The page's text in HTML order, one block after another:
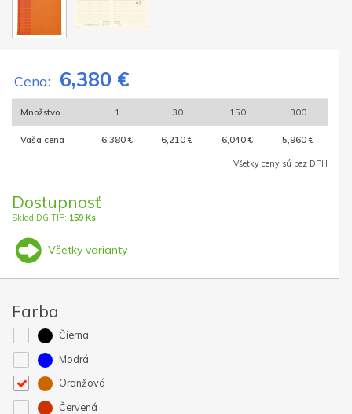
Cena: 6,380 €
Množstvo 1 30 150 300
Vaša cena 6,380 € 6,210 € 6,040 € 5,960 €
Všetky ceny sú bez DPH
Dostupnosť
Sklad DG TIP: 159 Ks
Všetky varianty
Farba
Čierna
Modrá
Oranžová
Červená